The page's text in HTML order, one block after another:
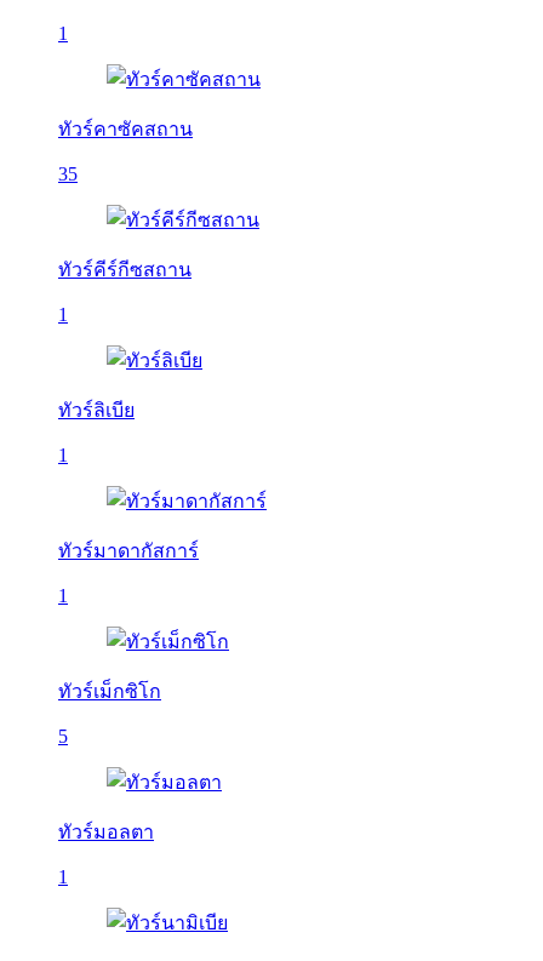
1
ทัวร์คาซัคสถาน
35
ทัวร์คีร์กีซสถาน
1
ทัวร์ลิเบีย
1
ทัวร์มาดากัสการ์
1
ทัวร์เม็กซิโก
5
ทัวร์มอลตา
1